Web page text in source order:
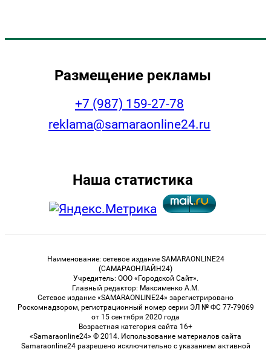
Размещение рекламы
+7 (987) 159-27-78
reklama@samaraonline24.ru
Наша статистика
Наименование: сетевое издание SAMARAONLINE24
(САМАРАОНЛАЙН24)
Учредитель: ООО «Городской Сайт».
Главный редактор: Максименко А.М.
Сетевое издание «SAMARAONLINE24» зарегистрировано
Роскомнадзором, регистрационный номер серии ЭЛ № ФС 77-79069
от 15 сентября 2020 года
Возрастная категория сайта 16+
«Samaraonline24» © 2014. Использование материалов сайта
Samaraonline24 разрешено исключительно с указанием активной